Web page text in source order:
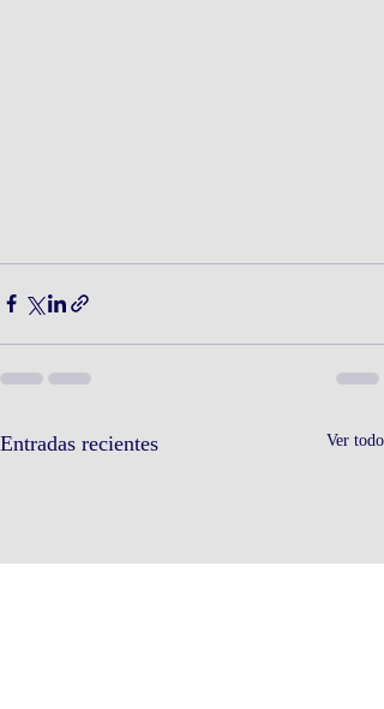
Entradas recientes Ver todo